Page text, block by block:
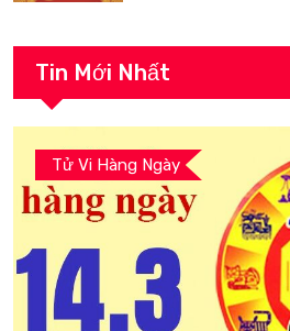
Tin Mới Nhất
Tử Vi Hàng Ngày